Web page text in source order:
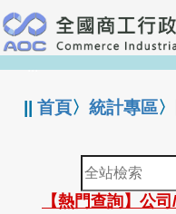
跳
到
主
要
:::
||首頁〉統計專區〉
全
站
檢
【熱門查詢】公